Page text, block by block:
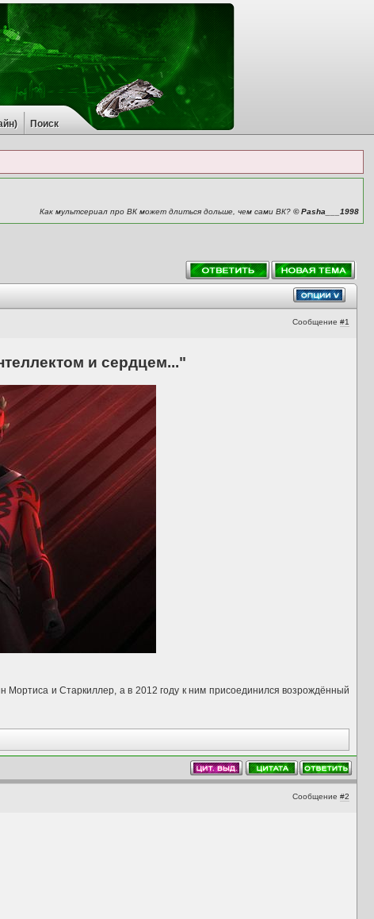
Поиск
Как мультсериал про ВК может длиться дольше, чем сами ВК? © Pasha___1998
Сообщение #1
и сердцем..."
Мортиса и Старкиллер, а в 2012 году к ним присоединился возрождённый
Сообщение #2